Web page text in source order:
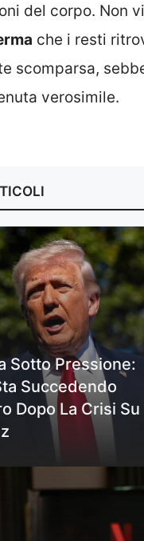
del corpo. Non
che i resti
scomparsa,
verosimile.
Sotto Pressione:
Succedendo
Dopo La Crisi Su